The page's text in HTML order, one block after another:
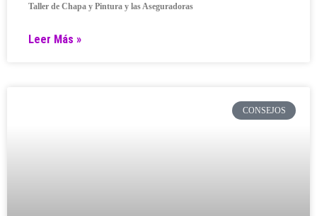
Taller de Chapa y Pintura y las Aseguradoras
Leer Más »
CONSEJOS